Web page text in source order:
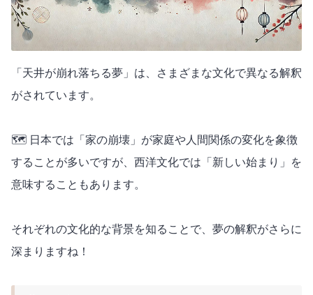
「天井が崩れ落ちる夢」は、さまざまな文化で異なる解釈
がされています。
🗺️ 日本では「家の崩壊」が家庭や人間関係の変化を象徴
することが多いですが、西洋文化では「新しい始まり」を
意味することもあります。
それぞれの文化的な背景を知ることで、夢の解釈がさらに
深まりますね！